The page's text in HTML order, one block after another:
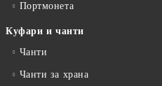
Портмонета
Куфари и чанти
Чанти
Чанти за храна